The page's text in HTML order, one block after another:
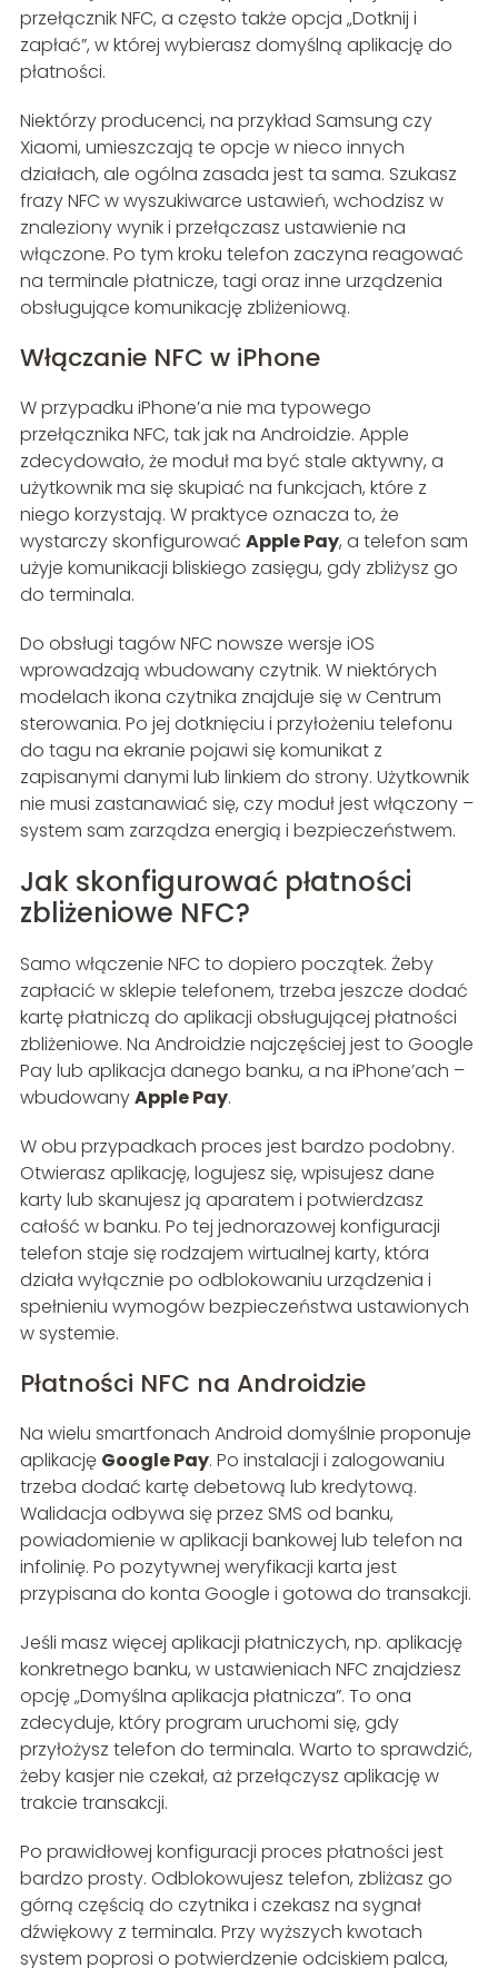
przełącznik NFC, a często także opcja „Dotknij i
zapłać”, w której wybierasz domyślną aplikację do
płatności.
Niektórzy producenci, na przykład Samsung czy
Xiaomi, umieszczają te opcje w nieco innych
działach, ale ogólna zasada jest ta sama. Szukasz
frazy NFC w wyszukiwarce ustawień, wchodzisz w
znaleziony wynik i przełączasz ustawienie na
włączone. Po tym kroku telefon zaczyna reagować
na terminale płatnicze, tagi oraz inne urządzenia
obsługujące komunikację zbliżeniową.
Włączanie NFC w iPhone
W przypadku iPhone’a nie ma typowego
przełącznika NFC, tak jak na Androidzie. Apple
zdecydowało, że moduł ma być stale aktywny, a
użytkownik ma się skupiać na funkcjach, które z
niego korzystają. W praktyce oznacza to, że
wystarczy skonfigurować Apple Pay, a telefon sam
użyje komunikacji bliskiego zasięgu, gdy zbliżysz go
do terminala.
Do obsługi tagów NFC nowsze wersje iOS
wprowadzają wbudowany czytnik. W niektórych
modelach ikona czytnika znajduje się w Centrum
sterowania. Po jej dotknięciu i przyłożeniu telefonu
do tagu na ekranie pojawi się komunikat z
zapisanymi danymi lub linkiem do strony. Użytkownik
nie musi zastanawiać się, czy moduł jest włączony –
system sam zarządza energią i bezpieczeństwem.
Jak skonfigurować płatności
zbliżeniowe NFC?
Samo włączenie NFC to dopiero początek. Żeby
zapłacić w sklepie telefonem, trzeba jeszcze dodać
kartę płatniczą do aplikacji obsługującej płatności
zbliżeniowe. Na Androidzie najczęściej jest to Google
Pay lub aplikacja danego banku, a na iPhone’ach –
wbudowanyApple Pay.
W obu przypadkach proces jest bardzo podobny.
Otwierasz aplikację, logujesz się, wpisujesz dane
karty lub skanujesz ją aparatem i potwierdzasz
całość w banku. Po tej jednorazowej konfiguracji
telefon staje się rodzajem wirtualnej karty, która
działa wyłącznie po odblokowaniu urządzenia i
spełnieniu wymogów bezpieczeństwa ustawionych
w systemie.
Płatności NFC na Androidzie
Na wielu smartfonach Android domyślnie proponuje
aplikację Google Pay. Po instalacji i zalogowaniu
trzeba dodać kartę debetową lub kredytową.
Walidacja odbywa się przez SMS od banku,
powiadomienie w aplikacji bankowej lub telefon na
infolinię. Po pozytywnej weryfikacji karta jest
przypisana do konta Google i gotowa do transakcji.
Jeśli masz więcej aplikacji płatniczych, np. aplikację
konkretnego banku, w ustawieniach NFC znajdziesz
opcję „Domyślna aplikacja płatnicza”. To ona
zdecyduje, który program uruchomi się, gdy
przyłożysz telefon do terminala. Warto to sprawdzić,
żeby kasjer nie czekał, aż przełączysz aplikację w
trakcie transakcji.
Po prawidłowej konfiguracji proces płatności jest
bardzo prosty. Odblokowujesz telefon, zbliżasz go
górną częścią do czytnika i czekasz na sygnał
dźwiękowy z terminala. Przy wyższych kwotach
system poprosi o potwierdzenie odciskiem palca,